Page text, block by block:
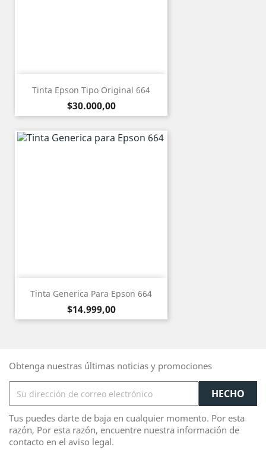
Tinta Epson Tipo Original 664
Precio
$30.000,00
Tinta Generica Para Epson 664
Precio
$14.999,00
Obtenga nuestras últimas noticias y promociones
Tus puedes darte de baja en cualquier momento. Por esta
razón, Por esta razón, encuentre nuestra información de
contacto en el aviso legal.